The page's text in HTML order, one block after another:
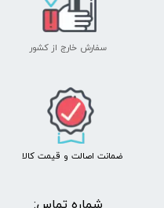
سفارش خارج از کشور
ضمانت اصالت و قیمت​​​​​​​ کالا ​​​​​​​